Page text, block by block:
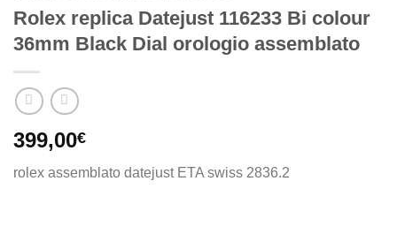
Rolex replica Datejust 116233 Bi colour
36mm Black Dial orologio assemblato
399,00€
rolex assemblato datejust ETA swiss 2836.2